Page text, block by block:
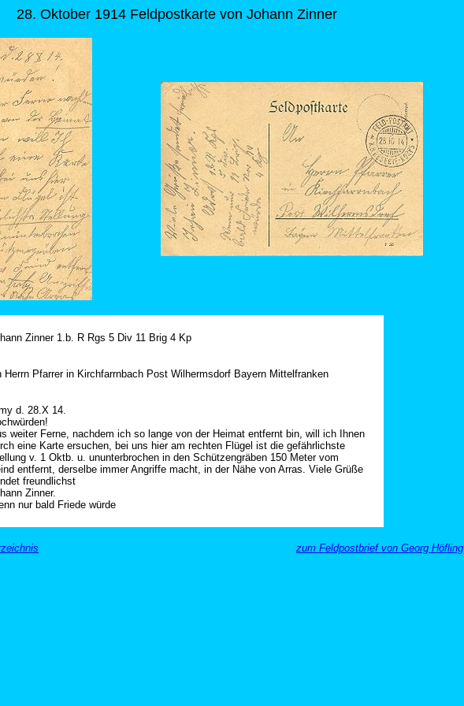
28. Oktober 1914 Feldpostkarte von Johann Zinner
Zinner 1.b. R Rgs 5 Div 11 Brig 4 Kp
Herrn Pfarrer in Kirchfarrnbach Post Wilhermsdorf Bayern Mittelfranken
d. 28.X 14.
weiter Ferne, nachdem ich so lange von der Heimat entfernt bin, will ich Ihnen
eine Karte ersuchen, bei uns hier am rechten Flügel ist die gefährlichste
v. 1 Oktb. u. ununterbrochen in den Schützengräben 150 Meter vom
entfernt, derselbe immer Angriffe macht, in der Nähe von Arras. Viele Grüße
freundlichst
Zinner.
nur bald Friede würde
zum Feldpostbrief von Georg Höfling